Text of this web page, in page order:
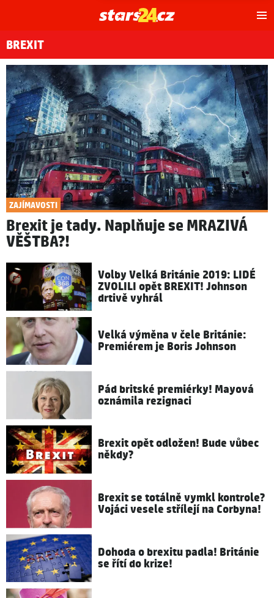
BREXIT
ZAJÍMAVOSTI
Brexit je tady. Naplňuje se MRAZIVÁ
VĚŠTBA?!
Volby Velká Británie 2019: LIDÉ
ZVOLILI opět BREXIT! Johnson
drtivě vyhrál
Velká výměna v čele Británie:
Premiérem je Boris Johnson
Pád britské premiérky! Mayová
oznámila rezignaci
Brexit opět odložen! Bude vůbec
někdy?
Brexit se totálně vymkl kontrole?
Vojáci vesele střílejí na Corbyna!
Dohoda o brexitu padla! Británie
se řítí do krize!